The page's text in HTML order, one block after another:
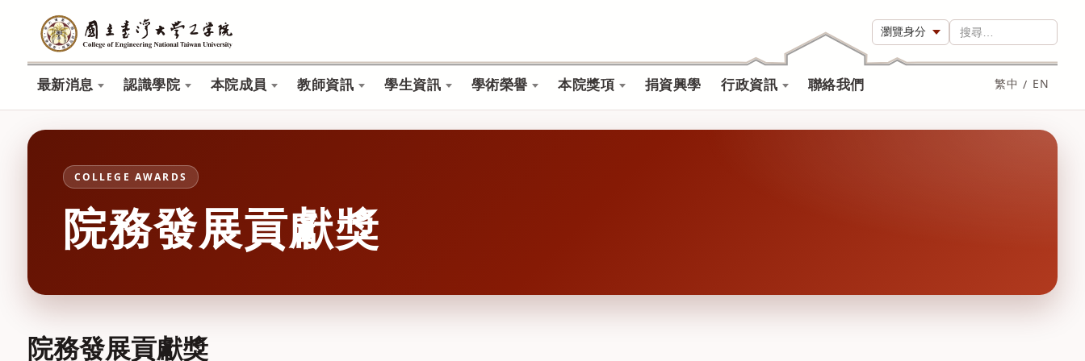
瀏覽身分
搜尋…
最新消息 認識學院 本院成員 教師資訊 學生資訊 學術榮譽 本院獎項 捐資興學 行政資訊 聯絡我們 繁中 / EN
COLLEGE AWARDS
院務發展貢獻獎
院務發展貢獻獎